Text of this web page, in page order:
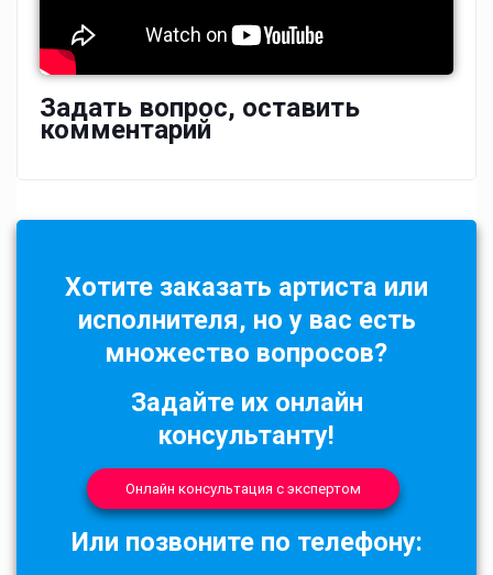
Задать вопрос, оставить
комментарий
Хотите заказать артиста или
исполнителя, но у вас есть
множество вопросов?
Задайте их онлайн
консультанту!
Онлайн консультация с экспертом
Или позвоните по телефону: